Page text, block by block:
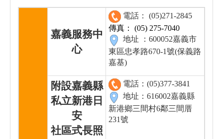
嘉義服務中
心
電話： (05)271-2845
傳真： (05) 275-7040
地址 ：600052嘉義市
東區忠孝路670-1號(保義路
嘉基)
附設嘉義縣
私立新港日
安
社區式長照
電話：(05)377-3841
地址：616002嘉義縣
新港鄉三間村6鄰三間厝
231號